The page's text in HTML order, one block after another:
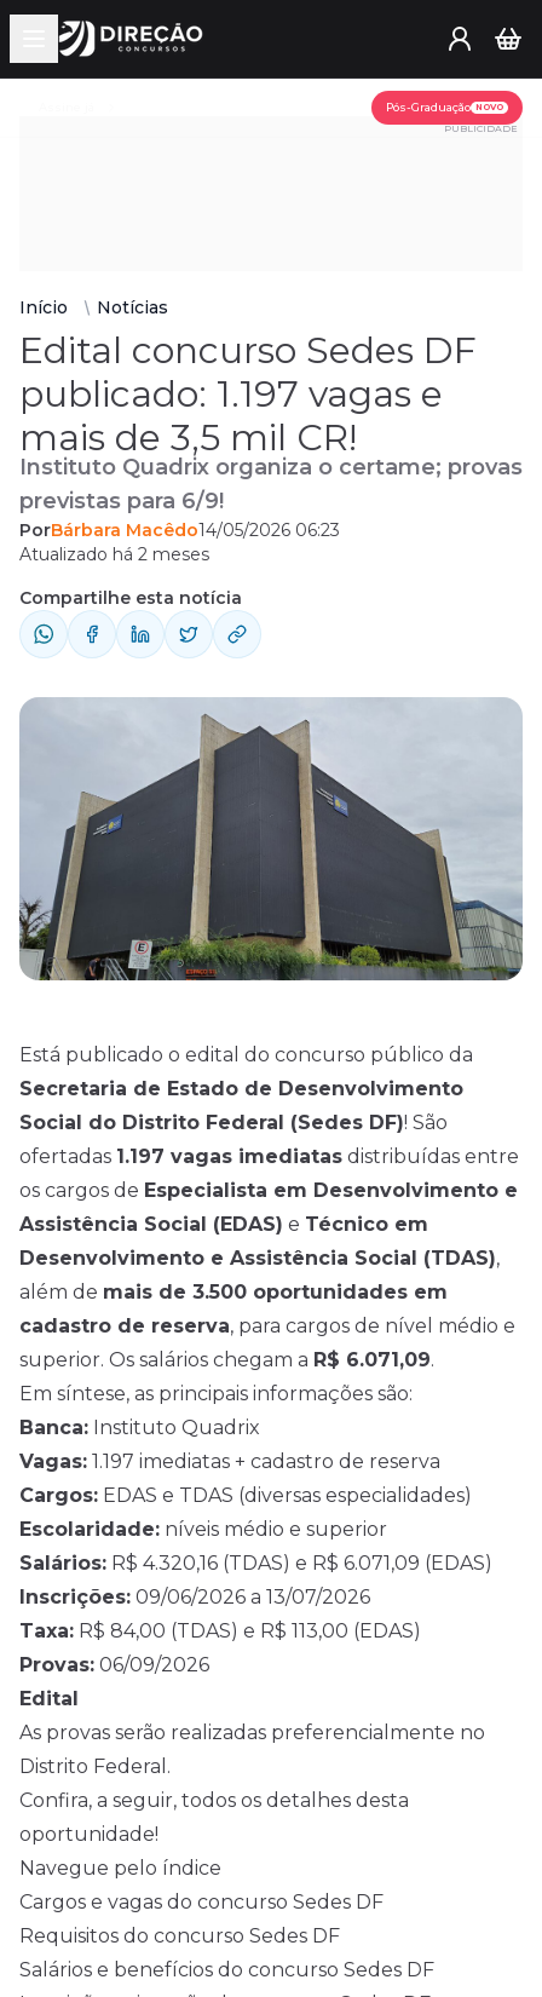
Open main menu
Pós-Graduação NOVO
PUBLICIDADE
Início Notícias
Edital concurso Sedes DF
publicado: 1.197 vagas e
mais de 3,5 mil CR!
Instituto Quadrix organiza o certame; provas
previstas para 6/9!
PorBárbara Macêdo14/05/2026 06:23
Atualizado há 2 meses
Compartilhe esta notícia
Está publicado o edital do concurso público da
Secretaria de Estado de Desenvolvimento
Social do Distrito Federal (Sedes DF)! São
ofertadas 1.197 vagas imediatas distribuídas entre
os cargos de Especialista em Desenvolvimento e
Assistência Social (EDAS) e Técnico em
Desenvolvimento e Assistência Social (TDAS),
além de mais de 3.500 oportunidades em
cadastro de reserva, para cargos de nível médio e
superior. Os salários chegam a R$ 6.071,09.
Em síntese, as principais informações são:
Banca: Instituto Quadrix
Vagas: 1.197 imediatas + cadastro de reserva
Cargos: EDAS e TDAS (diversas especialidades)
Escolaridade: níveis médio e superior
Salários: R$ 4.320,16 (TDAS) e R$ 6.071,09 (EDAS)
Inscrições: 09/06/2026 a 13/07/2026
Taxa: R$ 84,00 (TDAS) e R$ 113,00 (EDAS)
Provas: 06/09/2026
Edital
As provas serão realizadas preferencialmente no
Distrito Federal.
Confira, a seguir, todos os detalhes desta
oportunidade!
Navegue pelo índice
Cargos e vagas do concurso Sedes DF
Requisitos do concurso Sedes DF
Salários e benefícios do concurso Sedes DF